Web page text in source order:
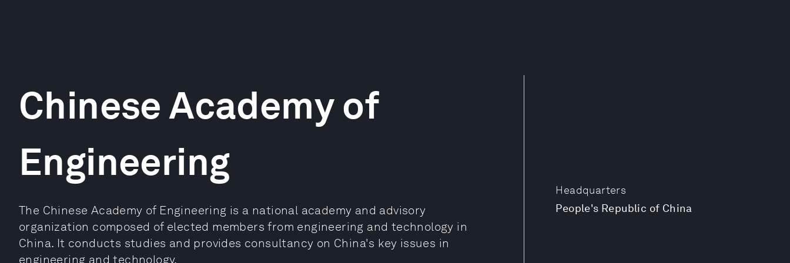
Headquarters
People's Republic of China
Chinese Academy of
Engineering
The Chinese Academy of Engineering is a national academy and advisory
organization composed of elected members from engineering and technology in
China. It conducts studies and provides consultancy on China's key issues in
engineering and technology.